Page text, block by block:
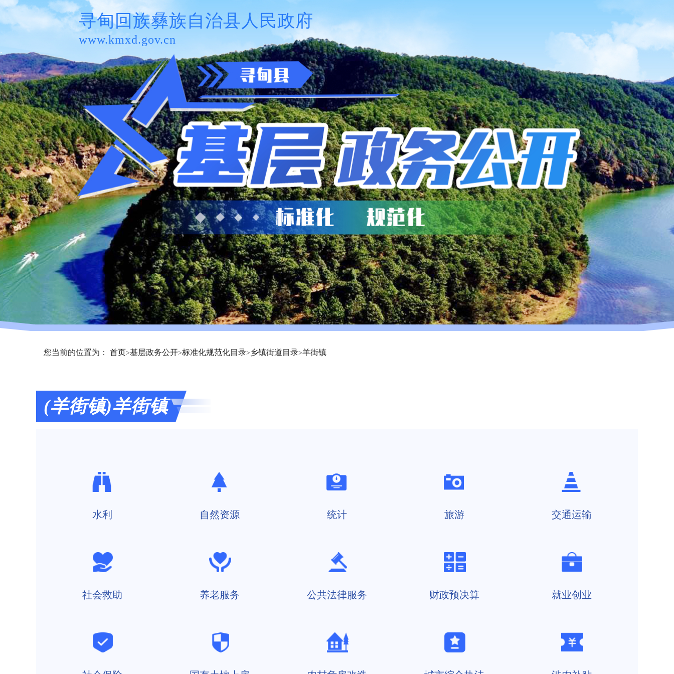
寻甸回族彝族自治县人民政府
www.kmxd.gov.cn
您当前的位置为： 首页>基层政务公开>标准化规范化目录> 乡镇街道目录>羊街镇
(羊街镇)羊街镇
水利 自然资源 统计 旅游 交通运输
社会救助 养老服务 公共法律服务 财政预决算 就业创业